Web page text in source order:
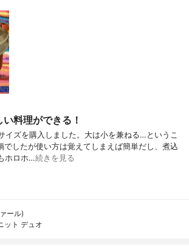
料理ができる！
イズを購入しました。大は小を兼ねる…というこ
でしたが使い方は覚えてしまえば簡単だし、煮込
ホロホ…続きを見る
ール)
ット デュオ